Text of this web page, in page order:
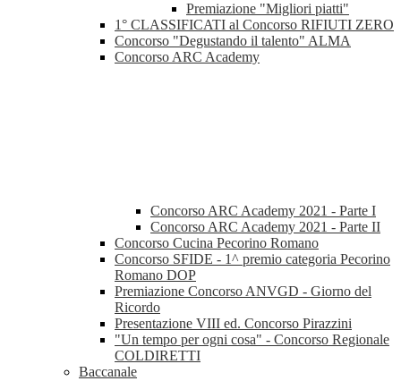
Premiazione "Migliori piatti"
1° CLASSIFICATI al Concorso RIFIUTI ZERO
Concorso "Degustando il talento" ALMA
Concorso ARC Academy
Concorso ARC Academy 2021 - Parte I
Concorso ARC Academy 2021 - Parte II
Concorso Cucina Pecorino Romano
Concorso SFIDE - 1^ premio categoria Pecorino
Romano DOP
Premiazione Concorso ANVGD - Giorno del
Ricordo
Presentazione VIII ed. Concorso Pirazzini
"Un tempo per ogni cosa" - Concorso Regionale
COLDIRETTI
Baccanale